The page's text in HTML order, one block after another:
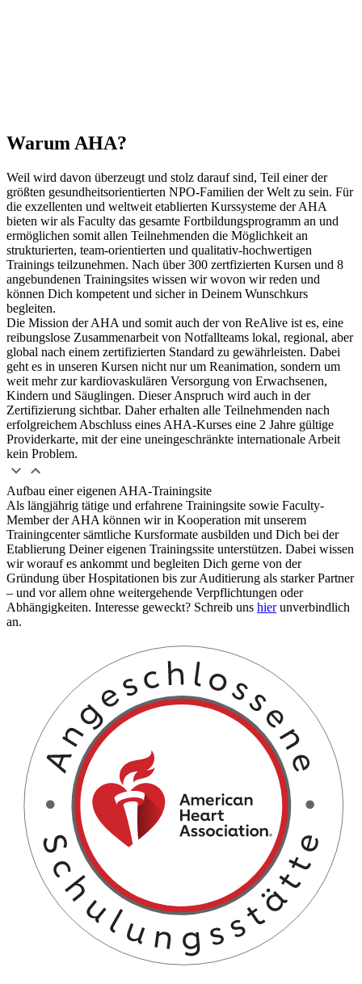
Warum AHA?
Weil wird davon überzeugt und stolz darauf sind, Teil einer der
größten gesundheitsorientierten NPO-Familien der Welt zu sein. Für
die exzellenten und weltweit etablierten Kurssysteme der AHA
bieten wir als Faculty das gesamte Fortbildungsprogramm an und
ermöglichen somit allen Teilnehmenden die Möglichkeit an
strukturierten, team-orientierten und qualitativ-hochwertigen
Trainings teilzunehmen. Nach über 300 zertfizierten Kursen und 8
angebundenen Trainingsites wissen wir wovon wir reden und
können Dich kompetent und sicher in Deinem Wunschkurs
begleiten.
Die Mission der AHA und somit auch der von ReAlive ist es, eine
reibungslose Zusammenarbeit von Notfallteams lokal, regional, aber
global nach einem zertifizierten Standard zu gewährleisten. Dabei
geht es in unseren Kursen nicht nur um Reanimation, sondern um
weit mehr zur kardiovaskulären Versorgung von Erwachsenen,
Kindern und Säuglingen. Dieser Anspruch wird auch in der
Zertifizierung sichtbar. Daher erhalten alle Teilnehmenden nach
erfolgreichem Abschluss eines AHA-Kurses eine 2 Jahre gültige
Providerkarte, mit der eine uneingeschränkte internationale Arbeit
kein Problem.
Aufbau einer eigenen AHA-Trainingsite
Als längjährig tätige und erfahrene Trainingsite sowie Faculty-
Member der AHA können wir in Kooperation mit unserem
Trainingcenter sämtliche Kursformate ausbilden und Dich bei der
Etablierung Deiner eigenen Trainingssite unterstützen. Dabei wissen
wir worauf es ankommt und begleiten Dich gerne von der
Gründung über Hospitationen bis zur Auditierung als starker Partner
– und vor allem ohne weitergehende Verpflichtungen oder
Abhängigkeiten. Interesse geweckt? Schreib uns hierunverbindlich
an.